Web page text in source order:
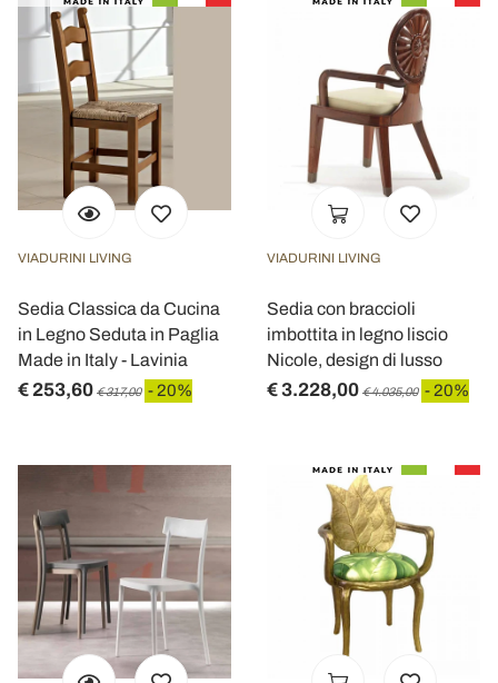
VIADURINI LIVING
Sedia Classica da Cucina
in Legno Seduta in Paglia
Made in Italy - Lavinia
€ 253,60 € 317,00 - 20%
VIADURINI LIVING
Sedia con braccioli
imbottita in legno liscio
Nicole, design di lusso
€ 3.228,00 € 4.035,00 - 20%